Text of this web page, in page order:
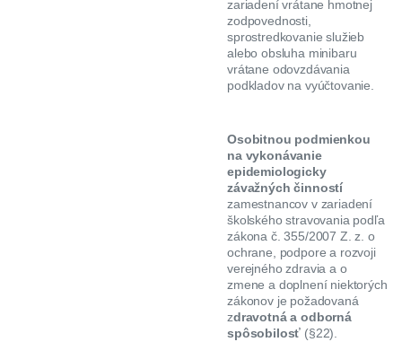
zariadení vrátane hmotnej
zodpovednosti,
sprostredkovanie služieb
alebo obsluha minibaru
vrátane odovzdávania
podkladov na vyúčtovanie.
Osobitnou podmienkou
na vykonávanie
epidemiologicky
závažných činností
zamestnancov v zariadení
školského stravovania podľa
zákona č. 355/2007 Z. z. o
ochrane, podpore a rozvoji
verejného zdravia a o
zmene a doplnení niektorých
zákonov je požadovaná
zdravotná a odborná
spôsobilosť (§22).